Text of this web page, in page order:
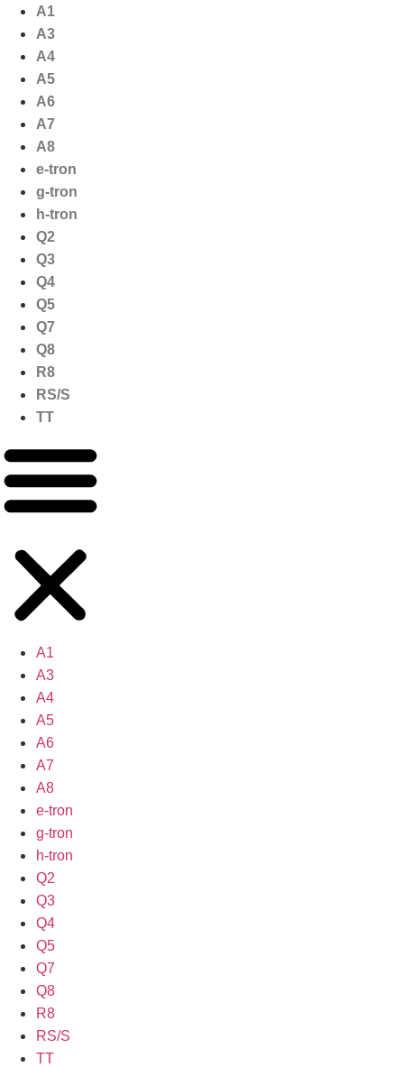
naar
inhoud
A1
A3
A4
A5
A6
A7
A8
e-tron
g-tron
h-tron
Q2
Q3
Q4
Q5
Q7
Q8
R8
RS/S
TT
A1
A3
A4
A5
A6
A7
A8
e-tron
g-tron
h-tron
Q2
Q3
Q4
Q5
Q7
Q8
R8
RS/S
TT